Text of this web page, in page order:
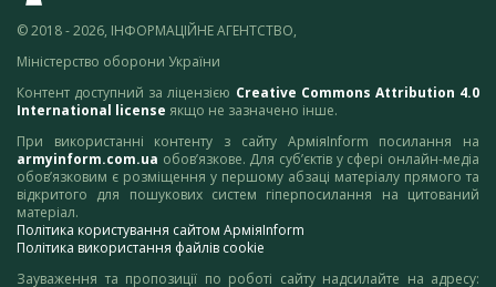
© 2018 - 2026, ІНФОРМАЦІЙНЕ АГЕНТСТВО,
Міністерство оборони України
Контент доступний за ліцензією Creative Commons Attribution 4.0
International license якщо не зазначено інше.
При використанні контенту з сайту АрміяInform посилання на
armyinform.com.ua обов’язкове. Для суб’єктів у сфері онлайн-медіа
обов’язковим є розміщення у першому абзаці матеріалу прямого та
відкритого для пошукових систем гіперпосилання на цитований
матеріал.
Політика користування сайтом АрміяInform
Політика використання файлів cookie
Зауваження та пропозиції по роботі сайту надсилайте на адресу: